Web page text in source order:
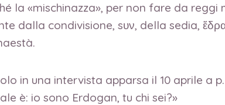
la «mischinazza», per non fare da
dalla condivisione, sυν, della sedia,
in una intervista apparsa il 10 aprile a
è: io sono Erdogan, tu chi sei?»